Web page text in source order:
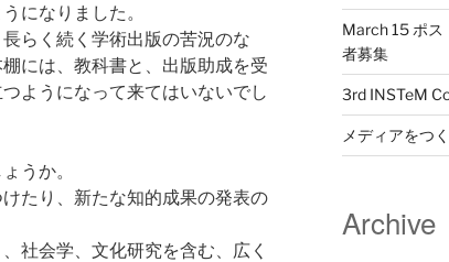
になりました。
らく続く学術出版の苦況のな
には、教科書と、出版助成を受
ようになって来てはいないでし
うか。
たり、新たな知的成果の発表の
社会学、文化研究を含む、広く
March 15 ポス
者募集
3rd INSTeM
メディアをつ
Archive